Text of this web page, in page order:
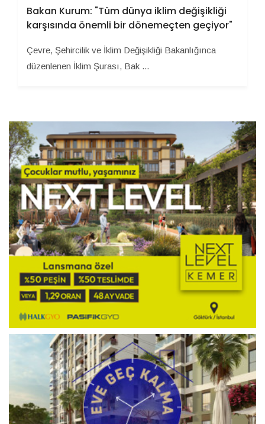
Bakan Kurum: "Tüm dünya iklim değişikliği
karşısında önemli bir dönemeçten geçiyor"
Çevre, Şehircilik ve İklim Değişikliği Bakanlığınca
düzenlenen İklim Şurası, Bak ...